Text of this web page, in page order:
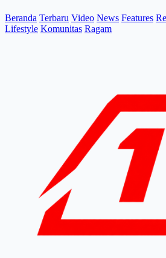
Beranda Terbaru Video News Features
Lifestyle Komunitas Ragam